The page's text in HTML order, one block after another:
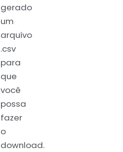
gerado
um
arquivo
.csv
para
que
você
possa
fazer
o
download.